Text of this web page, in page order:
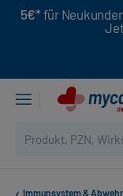
5€* für
Immunsystem &